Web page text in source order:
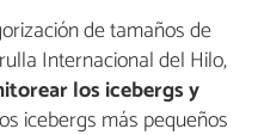
de tamaños de
Internacional del Hilo,
los icebergs y
icebergs más pequeños